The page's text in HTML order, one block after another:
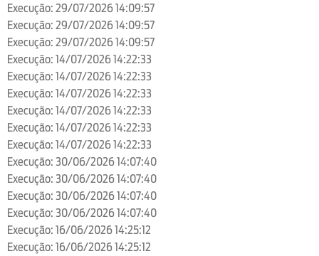
Execução: 29/07/2026 14:09:57
Execução: 29/07/2026 14:09:57
Execução: 29/07/2026 14:09:57
Execução: 14/07/2026 14:22:33
Execução: 14/07/2026 14:22:33
Execução: 14/07/2026 14:22:33
Execução: 14/07/2026 14:22:33
Execução: 14/07/2026 14:22:33
Execução: 14/07/2026 14:22:33
Execução: 30/06/2026 14:07:40
Execução: 30/06/2026 14:07:40
Execução: 30/06/2026 14:07:40
Execução: 30/06/2026 14:07:40
Execução: 16/06/2026 14:25:12
Execução: 16/06/2026 14:25:12